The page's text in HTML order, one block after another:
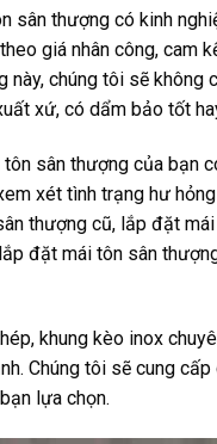
sân thượng có kinh
giá nhân công, cam
chúng tôi sẽ không
xứ, có dẩm bảo tốt
sân thượng của bạn
xét tình trạng hư
thượng cũ, lắp đặt
đặt mái tôn sân
khung kèo inox
Chúng tôi sẽ cung
lựa chọn.